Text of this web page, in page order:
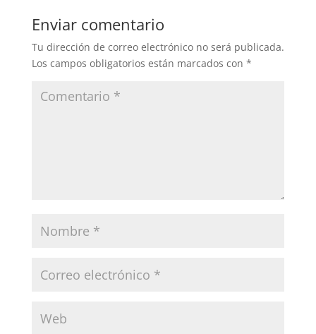
b
o
o
dI
n
ar
tir
Enviar comentario
Tu dirección de correo electrónico no será publicada.
Los campos obligatorios están marcados con *